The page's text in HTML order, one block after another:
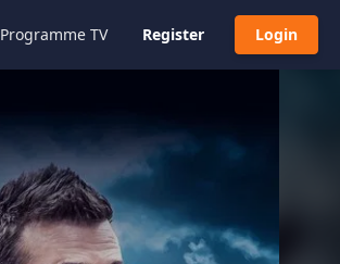
Programme TV Register Login